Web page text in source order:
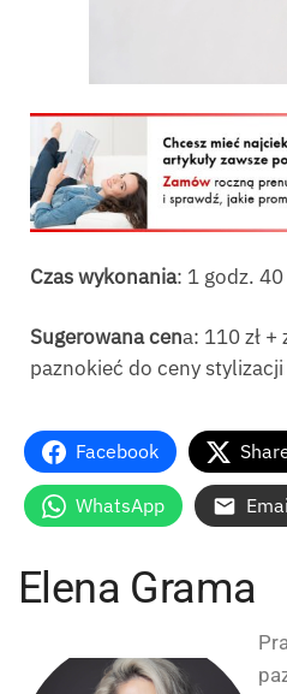
Czas wykonania: 1 godz.
Sugerowana cena: 110 zł +
paznokieć do ceny stylizacji
Facebook
WhatsApp
Elena Grama